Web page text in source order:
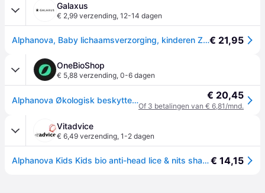
Galaxus
€ 2,99 verzending, 12-14 dagen
Alphanova, Baby lichaamsverzorging, kinderen ZEROPOU shampoo préventif préventif€ 21,95
OneBioShop
€ 5,88 verzending, 0-6 dagen
Alphanova Økologisk beskyttende shampoo til børn 200ml € 20,45
Of 3 betalingen van € 6,81/mnd.
Vitadvice
€ 6,49 verzending, 1-2 dagen
Alphanova Kids Kids bio anti-head lice & nits shampoo 200 Milliliter€ 14,15